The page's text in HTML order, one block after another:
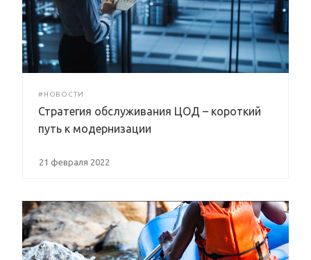
#НОВОСТИ
Стратегия обслуживания ЦОД – короткий
путь к модернизации
21 февраля 2022